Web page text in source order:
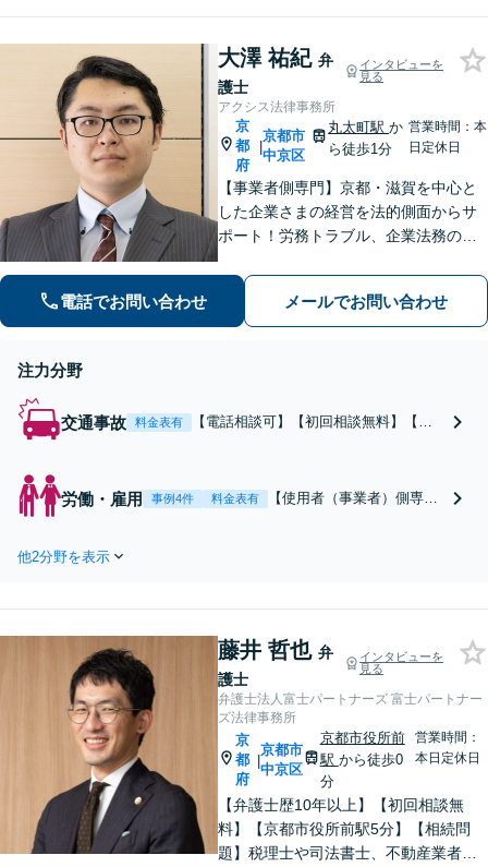
ご利用ください【京都
市役所前駅1分】
査する破産管財人や個
富です。ポイントを押
さえた対応で、スムー
ズに手続きが進むよ
う、尽力します【京都
市役所前駅1分】
大澤 祐紀 弁
護士
インタビューを
見る
アクシス法律事務所
京
都
府
|
京都市
中京区
丸太町駅か
ら徒歩1分
営業時間：本
日定休日
【事業者側専門】京都・滋賀を中心と
した企業さまの経営を法的側面からサ
ポート！労務トラブル、企業法務のご
問題への対応を中心に、その他中小企
業法務について豊富な経験がありま
す。【Web相談可】
電話でお問い合わせ メールでお問い合わせ
注力分野
交通事故 料金表有
【電話相談可】【初回相談無料】【丸
お任せください。相談者さまに寄り添
い、丁寧なリーガルサービスを提供い
労働・雇用 事例4件 料金表有
【使用者（事業者）側専
ひ経験豊富な弁護士にお任
総務担当者のみなさまをサ
ポートいたします。
他2分野を表示
藤井 哲也 弁
護士
インタビューを
見る
弁護士法人富士パートナーズ 富士パートナー
ズ法律事務所
京
都
府
|
京都市
中京区
京都市役所前
駅 から徒歩0
分
営業時間：
本日定休日
【弁護士歴10年以上】【初回相談無
料】【京都市役所前駅5分】【相続問
題】税理士や司法書士、不動産業者な